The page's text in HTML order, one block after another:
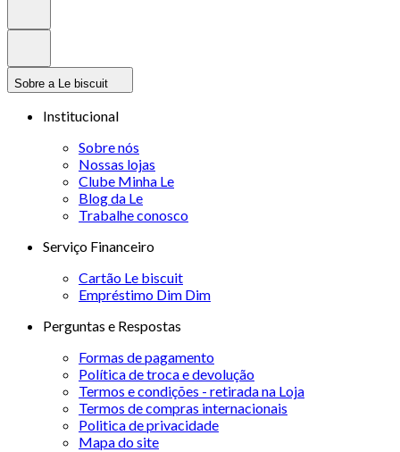
Sobre a Le biscuit
Institucional
Sobre nós
Nossas lojas
Clube Minha Le
Blog da Le
Trabalhe conosco
Serviço Financeiro
Cartão Le biscuit
Empréstimo Dim Dim
Perguntas e Respostas
Formas de pagamento
Política de troca e devolução
Termos e condições - retirada na Loja
Termos de compras internacionais
Politica de privacidade
Mapa do site